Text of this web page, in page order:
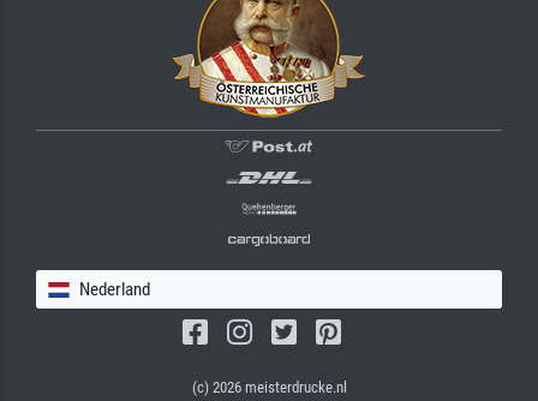
Nederland
(c) 2026 meisterdrucke.nl